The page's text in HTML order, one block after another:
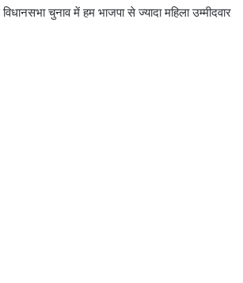
चुनाव में हम भाजपा से ज्यादा महिला उम्मीदवार